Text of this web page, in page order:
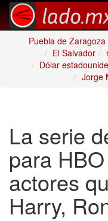
Puebla de Zaragoza
El Salvador
Dólar
Jorge
La serie
para
actores
Harry,